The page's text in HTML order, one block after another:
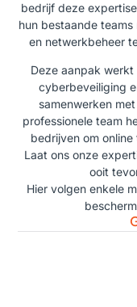
bedrijf deze
hun bestaande
en netwerkbeheer
Deze aanpak
cyberbeveiliging
samenwerken
professionele team
bedrijven om
Laat ons onze
ooit
Hier volgen enkele